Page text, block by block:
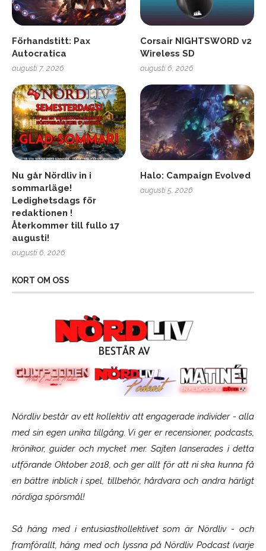
Förhandstitt: Pax
Autocratica
augusti 7, 2026
Corsair NIGHTSWORD v2
Wireless SD
augusti 6, 2026
Nu går Nördliv in i
sommarläge!
Ledighetsdags för
redaktionen !
Återkommer till fullo 17
augusti!
augusti 6, 2026
Halo: Campaign Evolved
augusti 5, 2026
KORT OM OSS
Nördliv består av ett kollektiv att engagerade individer - alla
med sin egen unika tillgång. Vi ger er recensioner, podcasts,
krönikor, guider och mycket mer. Sajten lanserades i detta
utförande Oktober 2018, och ger allt för att ni ska kunna få
en bättre inblick i spel, tillbehör, hårdvara och andra härligt
nördiga spörsmål!
Så häng med i entusiastkollektivet som ärNördliv- och
framförallt, häng med och lyssna på Nördliv Podcast (varje